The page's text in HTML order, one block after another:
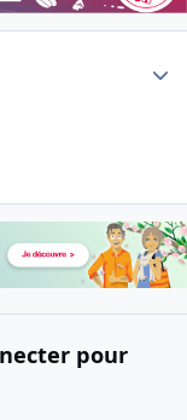
pour